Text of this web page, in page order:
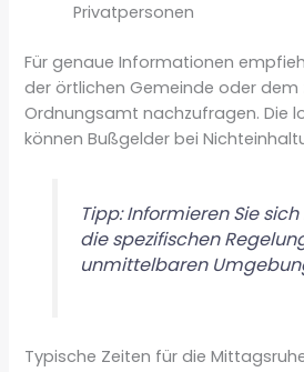
Privatpersonen
Für genaue Informationen
der örtlichen Gemeinde oder dem
Ordnungsamt nachzufragen. Die
können Bußgelder bei
Tipp: Informieren Sie
die spezifischen
unmittelbaren
Typische Zeiten für die